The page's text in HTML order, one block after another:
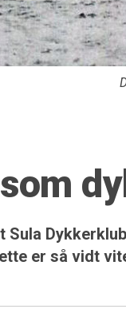
Sula
er så vidt